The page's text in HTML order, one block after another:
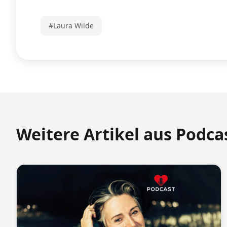
#Laura Wilde
Weitere Artikel aus